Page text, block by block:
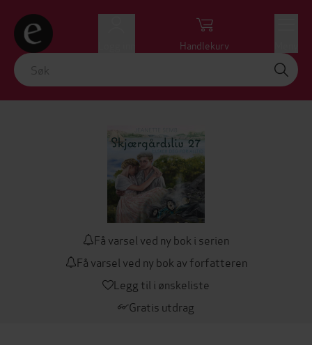
Handlekurv
Få varsel ved ny bok i serien
Få varsel ved ny bok av forfatteren
Legg til i ønskeliste
Gratis utdrag